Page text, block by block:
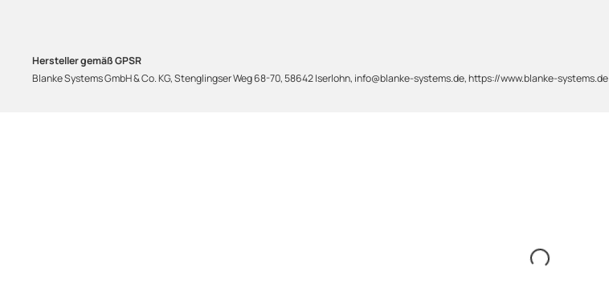
Hersteller gemäß GPSR
Blanke Systems GmbH & Co. KG, Stenglingser Weg 68-70, 58642 Iserlohn, info@blanke-systems.de, https://www.blanke-systems.de